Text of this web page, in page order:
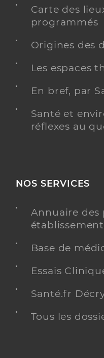
Carte des
programmés
Origines des
Les espaces
En bref, par
Santé et
réflexes au
NOS SERVICES
Annuaire des
Base de
Essais
Santé.fr
Tous les